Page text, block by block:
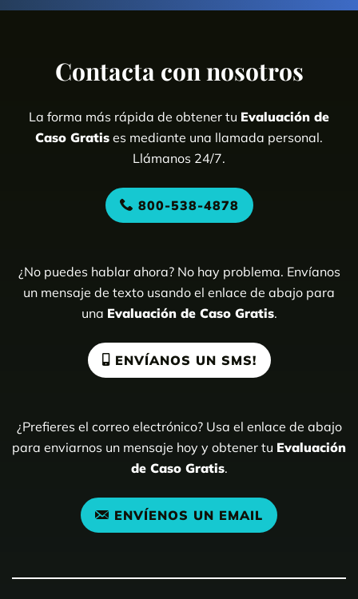
Contacta con nosotros
La forma más rápida de obtener tu Evaluación de
Caso Gratis es mediante una llamada personal.
Llámanos 24/7.
800-538-4878
¿No puedes hablar ahora? No hay problema. Envíanos
un mensaje de texto usando el enlace de abajo para
una Evaluación de Caso Gratis.
ENVÍANOS UN SMS!
¿Prefieres el correo electrónico? Usa el enlace de abajo
para enviarnos un mensaje hoy y obtener tu Evaluación
de Caso Gratis.
ENVÍENOS UN EMAIL